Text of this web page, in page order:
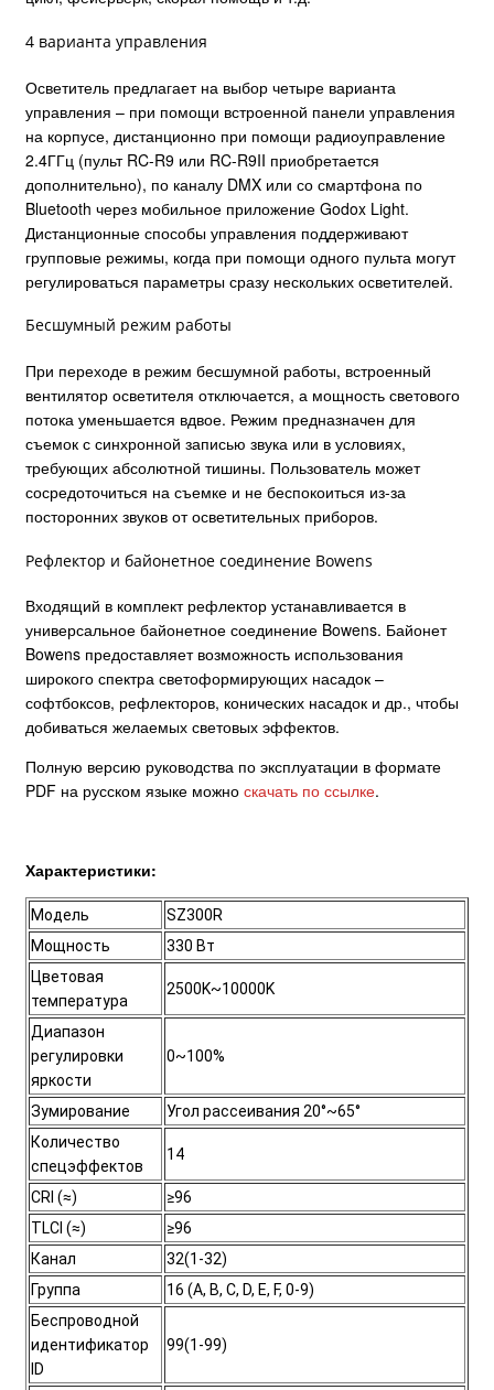
4 варианта управления
Осветитель предлагает на выбор четыре варианта
управления – при помощи встроенной панели управления
на корпусе, дистанционно при помощи радиоуправление
2.4ГГц (пульт RC-R9 или RC-R9II приобретается
дополнительно), по каналу DMX или со смартфона по
Bluetooth через мобильное приложение Godox Light.
Дистанционные способы управления поддерживают
групповые режимы, когда при помощи одного пульта могут
регулироваться параметры сразу нескольких осветителей.
Бесшумный режим работы
При переходе в режим бесшумной работы, встроенный
вентилятор осветителя отключается, а мощность светового
потока уменьшается вдвое. Режим предназначен для
съемок с синхронной записью звука или в условиях,
требующих абсолютной тишины. Пользователь может
сосредоточиться на съемке и не беспокоиться из-за
посторонних звуков от осветительных приборов.
Рефлектор и байонетное соединение Bowens
Входящий в комплект рефлектор устанавливается в
универсальное байонетное соединение Bowens. Байонет
Bowens предоставляет возможность использования
широкого спектра светоформирующих насадок –
софтбоксов, рефлекторов, конических насадок и др., чтобы
добиваться желаемых световых эффектов.
Полную версию руководства по эксплуатации в формате
PDF на русском языке можно скачать по ссылке.
Характеристики:
Модель
SZ300R
Мощность
330 Вт
Цветовая
температура
2500K~10000K
Диапазон
регулировки
яркости
0~100%
Зумирование
Угол рассеивания 20°~65°
Количество
спецэффектов
14
CRI (≈)
≥96
TLCI (≈)
≥96
Канал
32(1-32)
Группа
16 (A, B, C, D, E, F, 0-9)
Беспроводной
идентификатор
ID
99(1-99)